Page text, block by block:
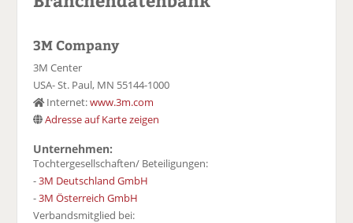
3M Company
3M Center
USA- St. Paul, MN 55144-1000
Internet:www.3m.com
Adresse auf Karte zeigen
Unternehmen:
Tochtergesellschaften/ Beteiligungen:
-3M Deutschland GmbH
-3M Österreich GmbH
Verbandsmitglied bei: